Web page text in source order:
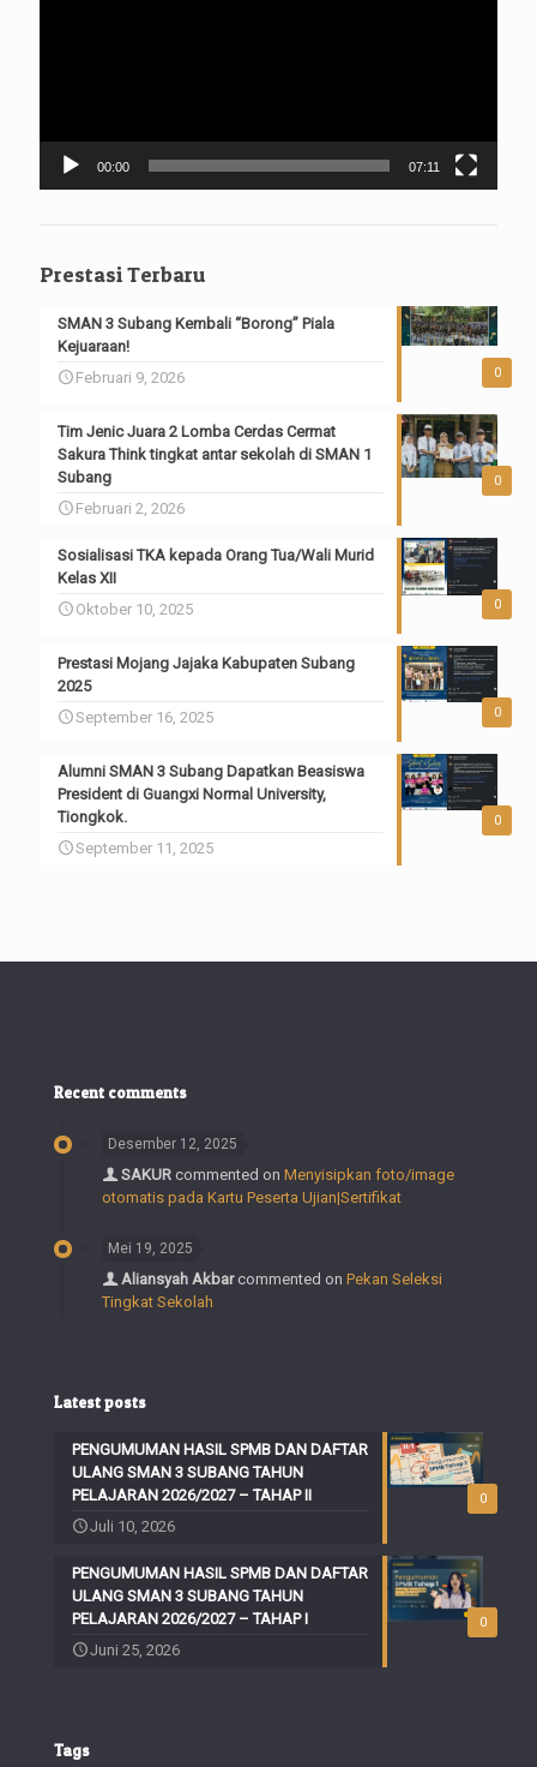
00:00 07:11
Prestasi Terbaru
0
SMAN 3 Subang Kembali “Borong” Piala
Kejuaraan!
Februari 9, 2026
0
Tim Jenic Juara 2 Lomba Cerdas Cermat
Sakura Think tingkat antar sekolah di SMAN 1
Subang
Februari 2, 2026
0
Sosialisasi TKA kepada Orang Tua/Wali Murid
Kelas XII
Oktober 10, 2025
0
Prestasi Mojang Jajaka Kabupaten Subang
2025
September 16, 2025
0
Alumni SMAN 3 Subang Dapatkan Beasiswa
President di Guangxi Normal University,
Tiongkok.
September 11, 2025
Recent comments
Desember 12, 2025
SAKUR commented on Menyisipkan foto/image
otomatis pada Kartu Peserta Ujian|Sertifikat
Mei 19, 2025
Aliansyah Akbarcommented on Pekan Seleksi
Tingkat Sekolah
Latest posts
0
PENGUMUMAN HASIL SPMB DAN DAFTAR
ULANG SMAN 3 SUBANG TAHUN
PELAJARAN 2026/2027 – TAHAP II
Juli 10, 2026
0
PENGUMUMAN HASIL SPMB DAN DAFTAR
ULANG SMAN 3 SUBANG TAHUN
PELAJARAN 2026/2027 – TAHAP I
Juni 25, 2026
Tags